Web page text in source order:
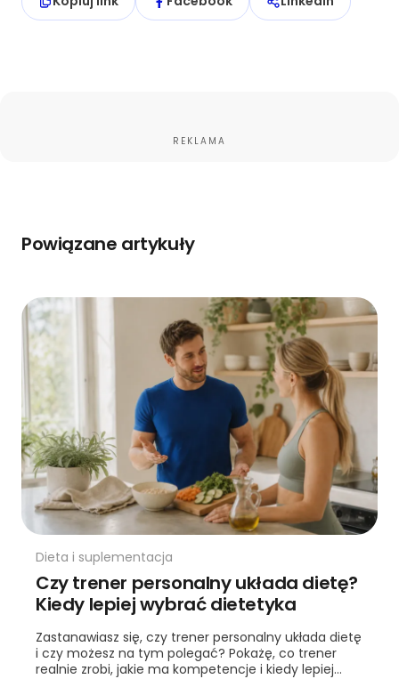
REKLAMA
Powiązane artykuły
Dieta i suplementacja
Czy trener personalny układa dietę?
Kiedy lepiej wybrać dietetyka
Zastanawiasz się, czy trener personalny układa dietę
i czy możesz na tym polegać? Pokażę, co trener
realnie zrobi, jakie ma kompetencje i kiedy lepiej